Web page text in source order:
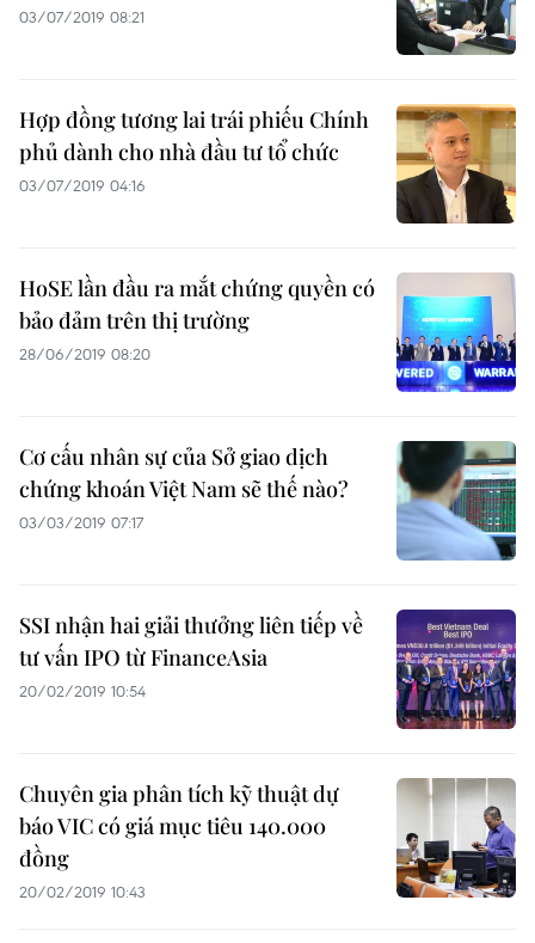
03/07/2019 08:21
Hợp đồng tương lai trái phiếu Chính
phủ dành cho nhà đầu tư tổ chức
03/07/2019 04:16
HoSE lần đầu ra mắt chứng quyền có
bảo đảm trên thị trường
28/06/2019 08:20
Cơ cấu nhân sự của Sở giao dịch
chứng khoán Việt Nam sẽ thế nào?
03/03/2019 07:17
SSI nhận hai giải thưởng liên tiếp về
tư vấn IPO từ FinanceAsia
20/02/2019 10:54
Chuyên gia phân tích kỹ thuật dự
báo VIC có giá mục tiêu 140.000
đồng
20/02/2019 10:43